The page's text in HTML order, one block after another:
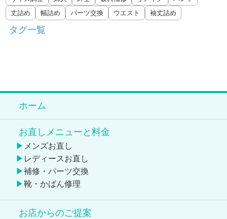
丈詰め
幅詰め パーツ交換 ウエスト 袖丈詰め
タグ一覧
ホーム
お直しメニューと料金
メンズお直し
レディースお直し
補修・パーツ交換
靴・かばん修理
お店からのご提案